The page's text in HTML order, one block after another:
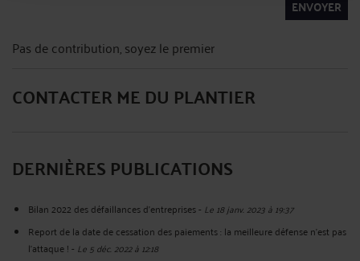
ENVOYER
Pas de contribution, soyez le premier
CONTACTER ME DU PLANTIER
DERNIÈRES PUBLICATIONS
Bilan 2022 des défaillances d’entreprises- Le 18 janv. 2023 à 19:37
Report de la date de cessation des paiements : la meilleure défense n’est pas
l’attaque !- Le 5 déc. 2022 à 12:18